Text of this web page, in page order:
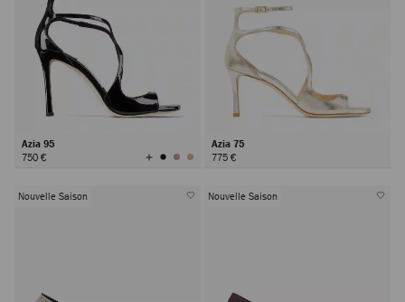
Azia 95
750 €
Afficher
toutes
Azia 75
775 €
Nouvelle Saison Nouvelle Saison